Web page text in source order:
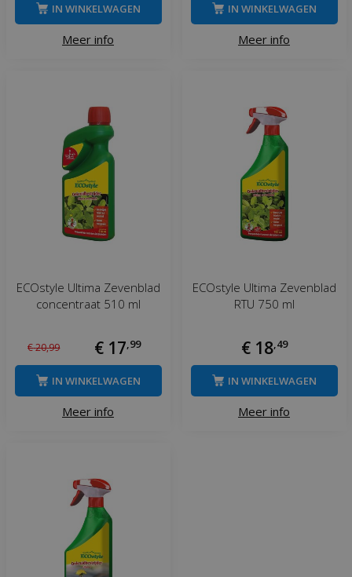
Meer info
IN WINKELWAGEN
Meer info
IN WINKELWAGEN
ECOstyle Ultima Zevenblad
concentraat 510 ml
€20,99 € 17,99
Meer info
IN WINKELWAGEN
ECOstyle Ultima Zevenblad
RTU 750 ml
€ 18,49
Meer info
IN WINKELWAGEN